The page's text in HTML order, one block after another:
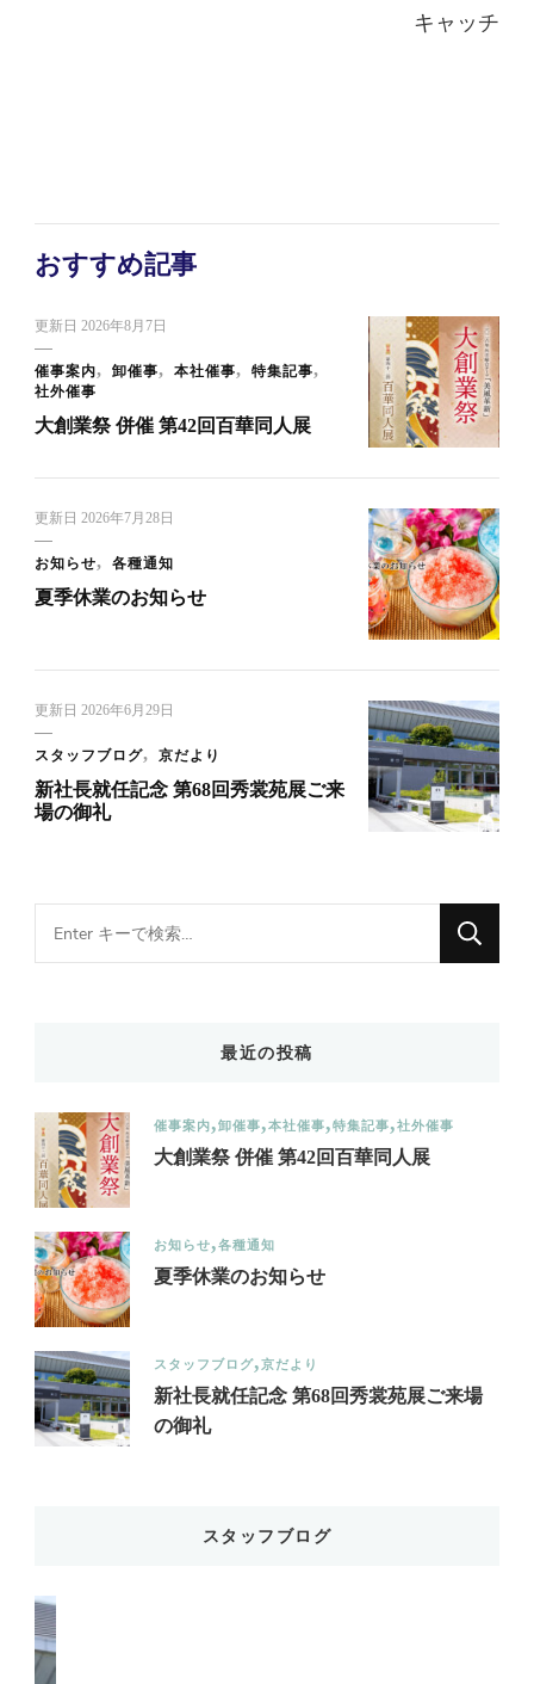
キャッチ
おすすめ記事
更新日 2026年8月7日
催事案内 卸催事 本社催事
特集記事
社外催事
大創業祭 併催 第42回百華同人展
更新日 2026年7月28日
お知らせ 各種通知
夏季休業のお知らせ
更新日 2026年6月29日
スタッフブログ 京だより
新社長就任記念 第68回秀裳苑展ご来
場の御礼
for
最近の投稿
催事案内 卸催事 本社催事 特集記事 社外催事
大創業祭 併催 第42回百華同人展
お知らせ 各種通知
夏季休業のお知らせ
スタッフブログ 京だより
新社長就任記念 第68回秀裳苑展ご来場
の御礼
スタッフブログ